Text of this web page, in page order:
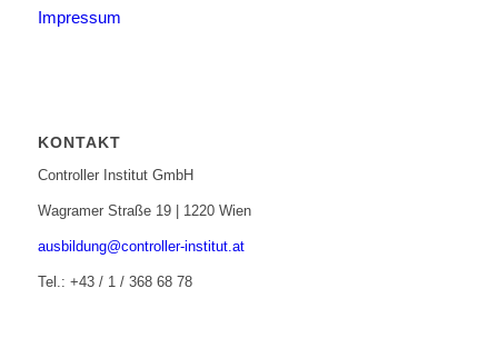
Impressum
KONTAKT
Controller Institut GmbH
Wagramer Straße 19 | 1220 Wien
ausbildung@controller-institut.at
Tel.: +43 / 1 / 368 68 78